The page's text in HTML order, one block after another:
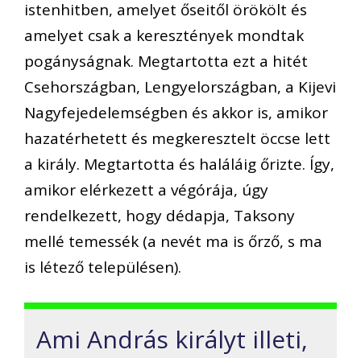
istenhitben, amelyet őseitől örökölt és
amelyet csak a keresztények mondtak
pogányságnak. Megtartotta ezt a hitét
Csehországban, Lengyelországban, a Kijevi
Nagyfejedelemségben és akkor is, amikor
hazatérhetett és megkeresztelt öccse lett
a király. Megtartotta és haláláig őrizte. Így,
amikor elérkezett a végórája, úgy
rendelkezett, hogy dédapja, Taksony
mellé temessék (a nevét ma is őrző, s ma
is létező településen).
Ami András királyt illeti,